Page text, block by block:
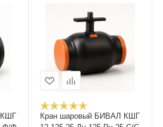
КШГ
Кран шаровый БИВАЛ КШГ